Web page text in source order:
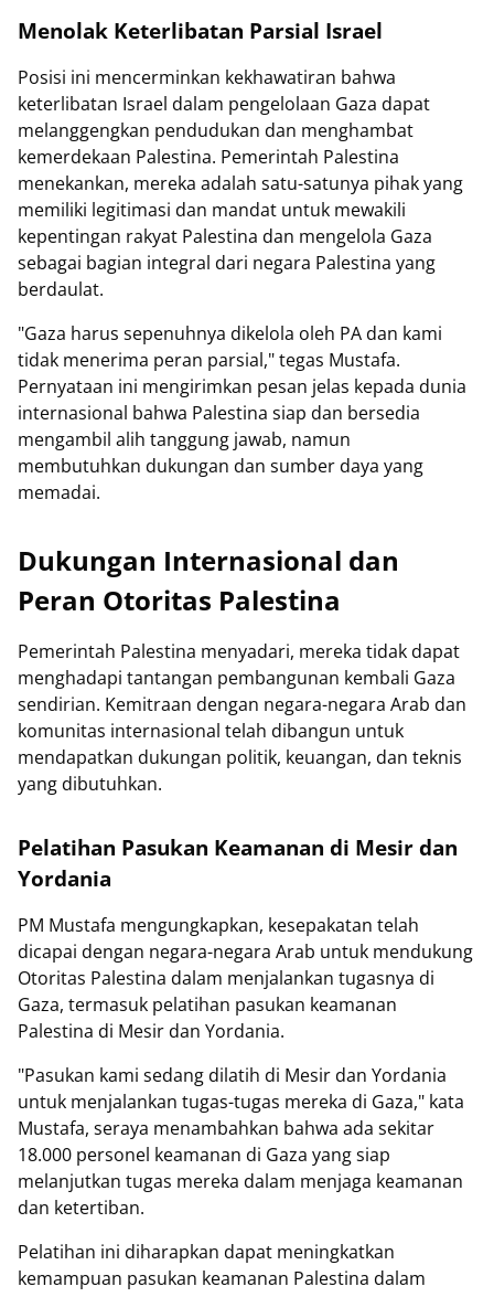
Menolak Keterlibatan Parsial Israel
Posisi ini mencerminkan kekhawatiran bahwa
keterlibatan Israel dalam pengelolaan Gaza dapat
melanggengkan pendudukan dan menghambat
kemerdekaan Palestina. Pemerintah Palestina
menekankan, mereka adalah satu-satunya pihak yang
memiliki legitimasi dan mandat untuk mewakili
kepentingan rakyat Palestina dan mengelola Gaza
sebagai bagian integral dari negara Palestina yang
berdaulat.
"Gaza harus sepenuhnya dikelola oleh PA dan kami
tidak menerima peran parsial," tegas Mustafa.
Pernyataan ini mengirimkan pesan jelas kepada dunia
internasional bahwa Palestina siap dan bersedia
mengambil alih tanggung jawab, namun
membutuhkan dukungan dan sumber daya yang
memadai.
Dukungan Internasional dan
Peran Otoritas Palestina
Pemerintah Palestina menyadari, mereka tidak dapat
menghadapi tantangan pembangunan kembali Gaza
sendirian. Kemitraan dengan negara-negara Arab dan
komunitas internasional telah dibangun untuk
mendapatkan dukungan politik, keuangan, dan teknis
yang dibutuhkan.
Pelatihan Pasukan Keamanan di Mesir dan
Yordania
PM Mustafa mengungkapkan, kesepakatan telah
dicapai dengan negara-negara Arab untuk mendukung
Otoritas Palestina dalam menjalankan tugasnya di
Gaza, termasuk pelatihan pasukan keamanan
Palestina di Mesir dan Yordania.
"Pasukan kami sedang dilatih di Mesir dan Yordania
untuk menjalankan tugas-tugas mereka di Gaza," kata
Mustafa, seraya menambahkan bahwa ada sekitar
18.000 personel keamanan di Gaza yang siap
melanjutkan tugas mereka dalam menjaga keamanan
dan ketertiban.
Pelatihan ini diharapkan dapat meningkatkan
kemampuan pasukan keamanan Palestina dalam